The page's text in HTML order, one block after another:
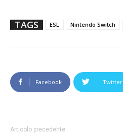
TAGS ESL Nintendo Switch
Facebook Twitter
Articolo precedente